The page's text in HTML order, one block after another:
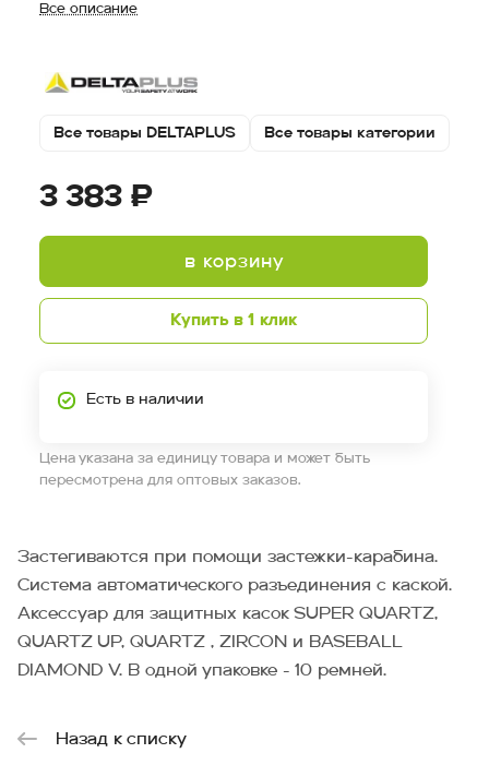
Все описание
Все товары DELTAPLUS Все товары категории
3 383 ₽
в корзину
Купить в 1 клик
Есть в наличии
Цена указана за единицу товара и может быть
пересмотрена для оптовых заказов.
Застегиваются при помощи застежки-карабина.
Система автоматического разъединения с каской.
Аксессуар для защитных касок SUPER QUARTZ,
QUARTZ UP, QUARTZ , ZIRCON и BASEBALL
DIAMOND V. В одной упаковке - 10 ремней.
Назад к списку